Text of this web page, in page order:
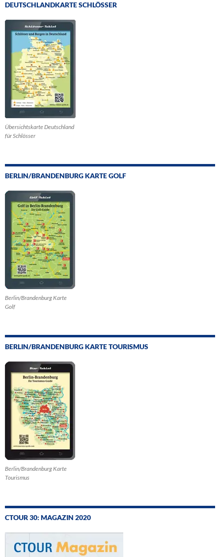
DEUTSCHLANDKARTE SCHLÖSSER
Übersichtskarte Deutschland
für Schlösser
BERLIN/BRANDENBURG KARTE GOLF
Berlin/Brandenburg Karte
Golf
BERLIN/BRANDENBURG KARTE TOURISMUS
Berlin/Brandenburg Karte
Tourismus
CTOUR 30: MAGAZIN 2020